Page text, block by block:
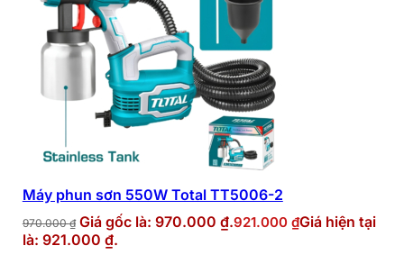
Máy phun sơn 550W Total TT5006-2
970.000₫ Giá gốc là: 970.000 ₫.921.000 ₫Giá hiện tại
là: 921.000 ₫.